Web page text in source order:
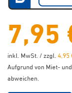
7,95
inkl. MwSt. / zzgl. 4,95
Aufgrund von Miet-
abweichen.